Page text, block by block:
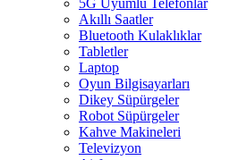
5G Uyumlu Telefonlar
Akıllı Saatler
Bluetooth Kulaklıklar
Tabletler
Laptop
Oyun Bilgisayarları
Dikey Süpürgeler
Robot Süpürgeler
Kahve Makineleri
Televizyon